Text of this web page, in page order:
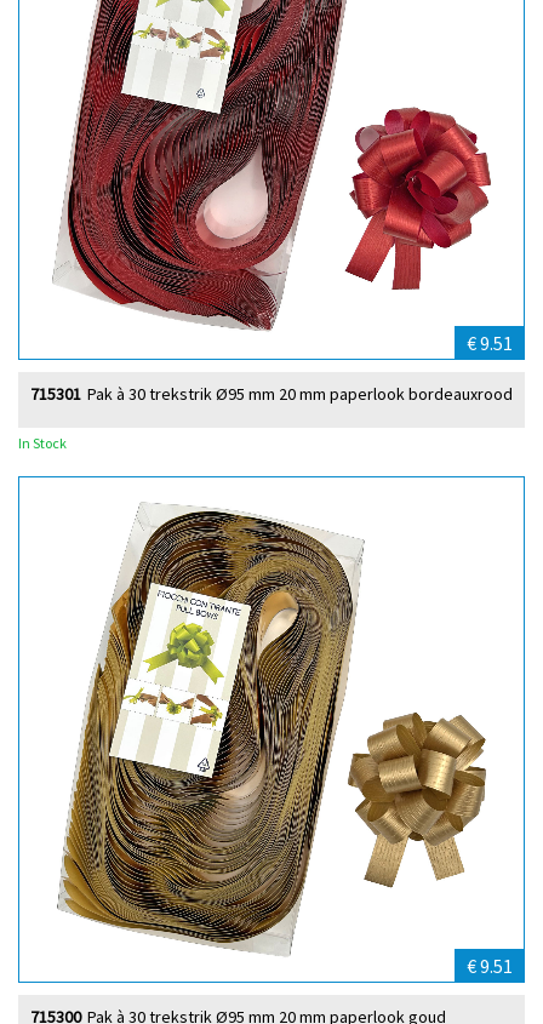
€ 9.51
Pak à 30 trekstrik Ø95 mm 20 mm paperlook bordeauxrood
715301
In Stock
€ 9.51
Pak à 30 trekstrik Ø95 mm 20 mm paperlook goud
715300